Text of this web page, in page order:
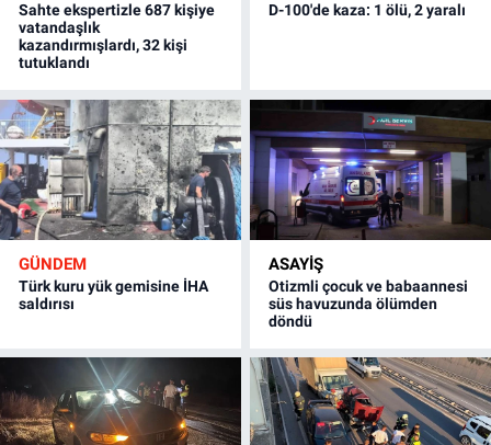
Sahte ekspertizle 687 kişiye
vatandaşlık
kazandırmışlardı, 32 kişi
tutuklandı
D-100'de kaza: 1 ölü, 2 yaralı
GÜNDEM
Türk kuru yük gemisine İHA
saldırısı
ASAYİŞ
Otizmli çocuk ve babaannesi
süs havuzunda ölümden
döndü